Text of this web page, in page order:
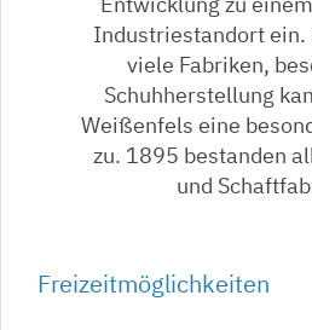
Industriestandort ein.
viele Fabriken,
Schuhherstellung
Weißenfels eine
zu. 1895 bestanden
und
Freizeitmöglichkeiten